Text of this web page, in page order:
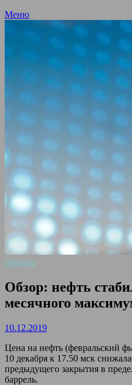
Меню
Обзоры
Обзор: нефть
месячного
10.12.2019
Цена на нефть (февральский
10 декабря к 17.50 мск
предыдущего закрытия в
баррель.